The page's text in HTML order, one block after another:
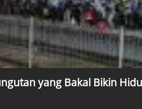
yang Bakal Bikin